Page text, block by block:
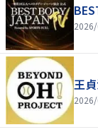
王